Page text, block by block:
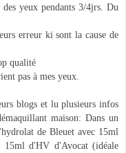
yeux pendants 3/4jrs. Du
erreur ki sont la cause de
qualité
pas à mes yeux.
blogs et lu plusieurs infos
maison: Dans un
de Bleuet avec 15ml
d'HV d'Avocat (idéale